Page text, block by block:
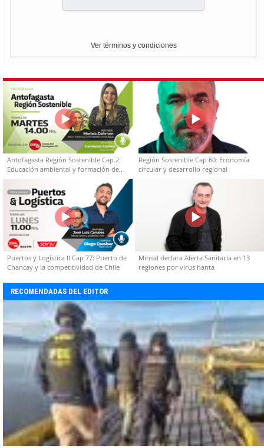
Ver términos y condiciones
Antofagasta Región Sostenible Cap.2:
Educación ambiental y formación de
capacidades técnicas
Región Sostenible Cap 60: Economía
circular y desarrollo regional
Puertos y Logística II Cap 77: Puerto de
Chancay y la competitividad de Chile
Minsal declara Alerta Sanitaria en 13
regiones por virus hanta
RECOMENDADAS DEL EDITOR